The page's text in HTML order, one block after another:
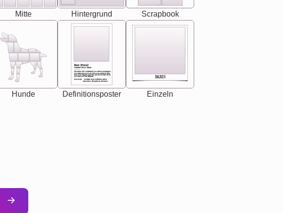
Mitte Hintergrund Scrapbook
Hunde
Best Friend
[<NAME>] Noun, feminie
Synonyms: Soulmate, closet confidante, sister at
heart person, life partner in adventure.
The person who understands you without explanation
you accepts just as you are. She's your partner in life's,
chaos your biggest supporter, and the one with whom
you share your best memories.
Definitionsposter
PARIS
Einzeln